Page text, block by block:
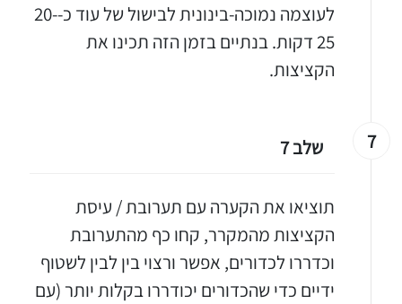
לעוצמה נמוכה-בינונית לבישול של עוד כ-20-
25 דקות. בנתיים בזמן הזה תכינו את
הקציצות.
7 שלב 7
תוציאו את הקערה עם תערובת / עיסת
הקציצות מהמקרר, קחו כף מהתערובת
וכדררו לכדורים, אפשר ורצוי בין לבין לשטוף
ידיים כדי שהכדורים יכודררו בקלות יותר (עם